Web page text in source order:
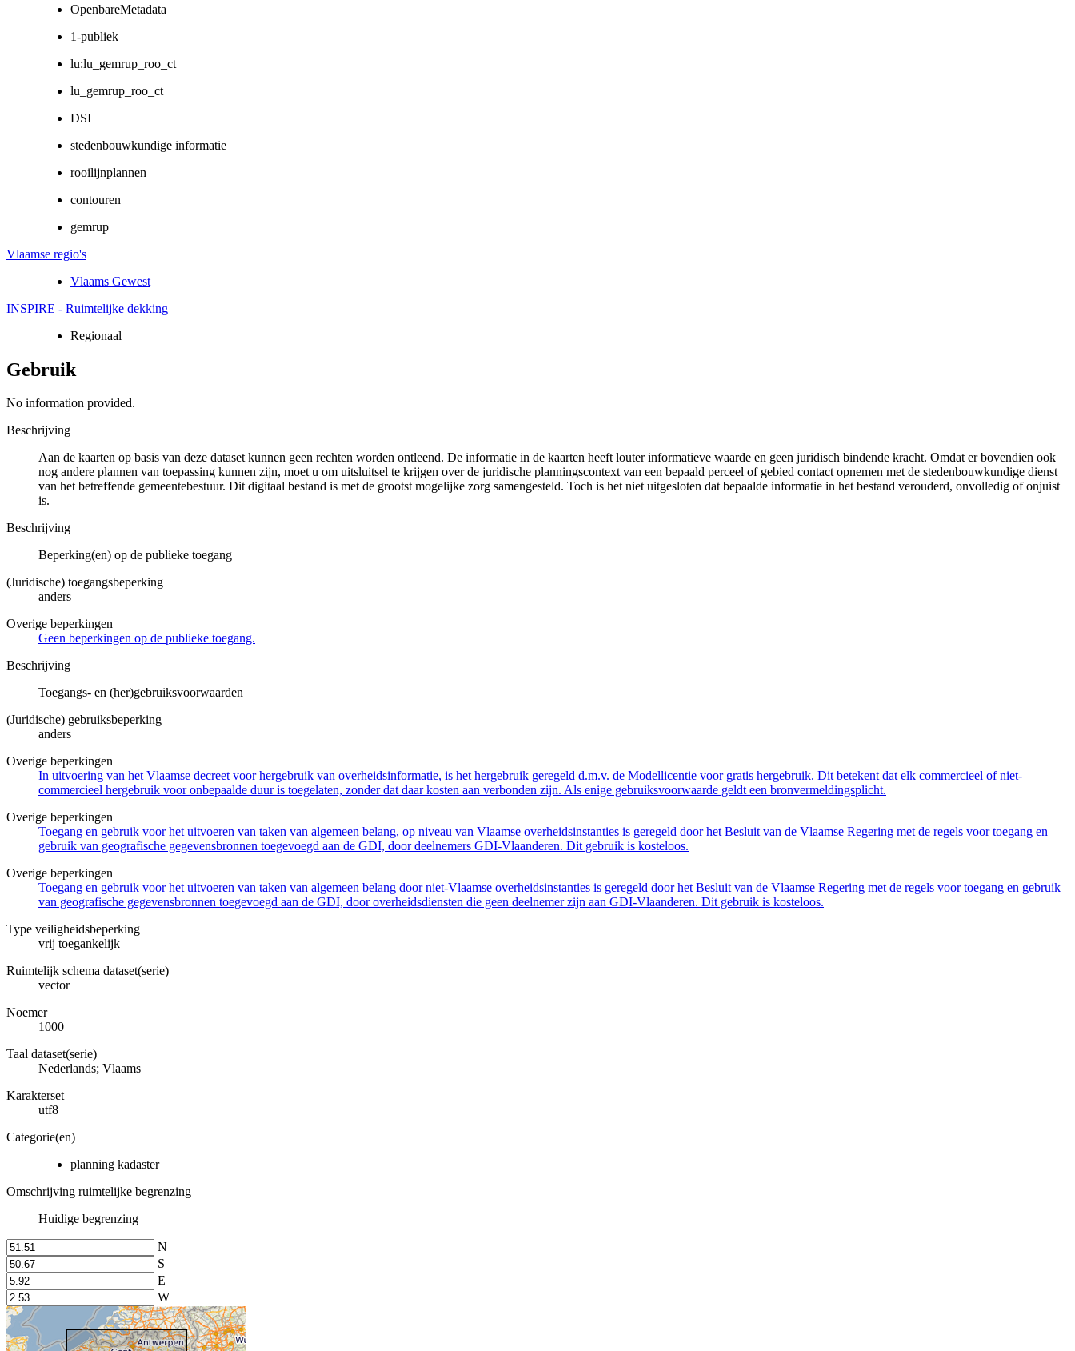
OpenbareMetadata
1-publiek
lu:lu_gemrup_roo_ct
lu_gemrup_roo_ct
DSI
stedenbouwkundige informatie
rooilijnplannen
contouren
gemrup
Vlaamse regio's
Vlaams Gewest
INSPIRE - Ruimtelijke dekking
Regionaal
Gebruik
No information provided.
Beschrijving
Aan de kaarten op basis van deze dataset kunnen geen rechten worden ontleend. De informatie in de kaarten heeft louter informatieve waarde en geen juridisch bindende kracht. Omdat er bovendien ook
nog andere plannen van toepassing kunnen zijn, moet u om uitsluitsel te krijgen over de juridische planningscontext van een bepaald perceel of gebied contact opnemen met de stedenbouwkundige dienst
van het betreffende gemeentebestuur. Dit digitaal bestand is met de grootst mogelijke zorg samengesteld. Toch is het niet uitgesloten dat bepaalde informatie in het bestand verouderd, onvolledig of onjuist
is.
Beschrijving
Beperking(en) op de publieke toegang
(Juridische) toegangsbeperking
anders
Overige beperkingen
Geen beperkingen op de publieke toegang.
Beschrijving
Toegangs- en (her)gebruiksvoorwaarden
(Juridische) gebruiksbeperking
anders
Overige beperkingen
In uitvoering van het Vlaamse decreet voor hergebruik van overheidsinformatie, is het hergebruik geregeld d.m.v. de Modellicentie voor gratis hergebruik. Dit betekent dat elk commercieel of niet-
commercieel hergebruik voor onbepaalde duur is toegelaten, zonder dat daar kosten aan verbonden zijn. Als enige gebruiksvoorwaarde geldt een bronvermeldingsplicht.
Overige beperkingen
Toegang en gebruik voor het uitvoeren van taken van algemeen belang, op niveau van Vlaamse overheidsinstanties is geregeld door het Besluit van de Vlaamse Regering met de regels voor toegang en
gebruik van geografische gegevensbronnen toegevoegd aan de GDI, door deelnemers GDI-Vlaanderen. Dit gebruik is kosteloos.
Overige beperkingen
Toegang en gebruik voor het uitvoeren van taken van algemeen belang door niet-Vlaamse overheidsinstanties is geregeld door het Besluit van de Vlaamse Regering met de regels voor toegang en gebruik
van geografische gegevensbronnen toegevoegd aan de GDI, door overheidsdiensten die geen deelnemer zijn aan GDI-Vlaanderen. Dit gebruik is kosteloos.
Type veiligheidsbeperking
vrij toegankelijk
Ruimtelijk schema dataset(serie)
vector
Noemer
1000
Taal dataset(serie)
Nederlands; Vlaams
Karakterset
utf8
Categorie(en)
planning kadaster
Omschrijving ruimtelijke begrenzing
Huidige begrenzing
N
S
E
W